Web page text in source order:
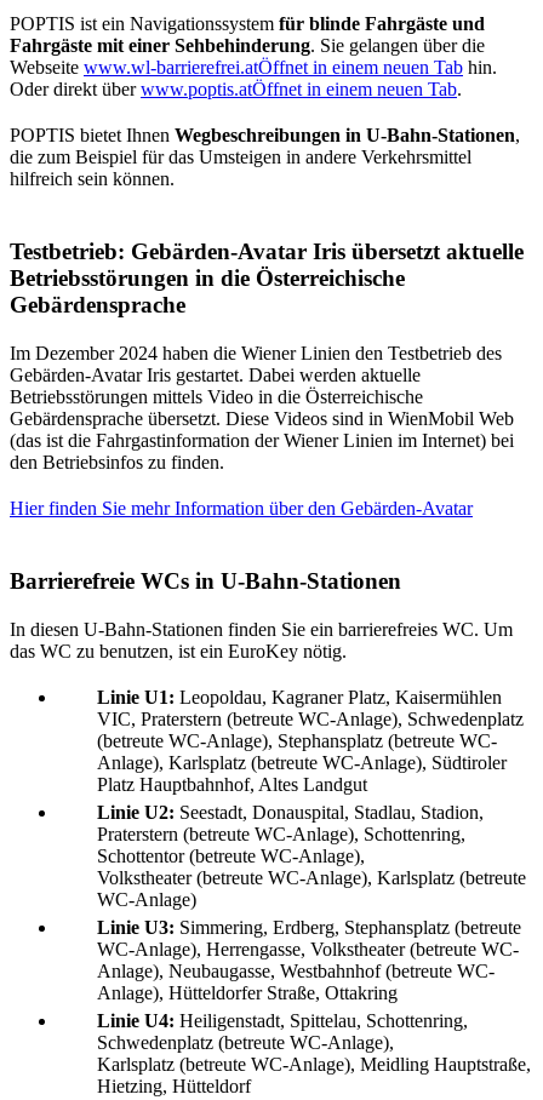
POPTIS ist ein Navigationssystem für blinde Fahrgäste und
Fahrgäste mit einer Sehbehinderung. Sie gelangen über die
Webseite www.wl-barrierefrei.atÖffnet in einem neuen Tab hin.
Oder direkt überwww.poptis.atÖffnet in einem neuen Tab.
POPTIS bietet Ihnen Wegbeschreibungen in U-Bahn-Stationen,
die zum Beispiel für das Umsteigen in andere Verkehrsmittel
hilfreich sein können.
Testbetrieb: Gebärden-Avatar Iris übersetzt aktuelle
Betriebsstörungen in die Österreichische
Gebärdensprache
Im Dezember 2024 haben die Wiener Linien den Testbetrieb des
Gebärden-Avatar Iris gestartet. Dabei werden aktuelle
Betriebsstörungen mittels Video in die Österreichische
Gebärdensprache übersetzt. Diese Videos sind in WienMobil Web
(das ist die Fahrgastinformation der Wiener Linien im Internet) bei
den Betriebsinfos zu finden.
Hier finden Sie mehr Information über den Gebärden-Avatar
Barrierefreie WCs in U-Bahn-Stationen
In diesen U-Bahn-Stationen finden Sie ein barrierefreies WC. Um
das WC zu benutzen, ist ein EuroKey nötig.
Linie U1: Leopoldau, Kagraner Platz, Kaisermühlen
VIC, Praterstern (betreute WC-Anlage), Schwedenplatz
(betreute WC-Anlage), Stephansplatz (betreute WC-
Anlage), Karlsplatz (betreute WC-Anlage), Südtiroler
Platz Hauptbahnhof, Altes Landgut
Linie U2: Seestadt, Donauspital, Stadlau, Stadion,
Praterstern (betreute WC-Anlage), Schottenring,
Schottentor (betreute WC-Anlage),
Volkstheater (betreute WC-Anlage), Karlsplatz (betreute
WC-Anlage)
Linie U3: Simmering, Erdberg, Stephansplatz (betreute
WC-Anlage), Herrengasse, Volkstheater (betreute WC-
Anlage), Neubaugasse, Westbahnhof (betreute WC-
Anlage), Hütteldorfer Straße, Ottakring
Linie U4: Heiligenstadt, Spittelau, Schottenring,
Schwedenplatz (betreute WC-Anlage),
Karlsplatz (betreute WC-Anlage), Meidling Hauptstraße,
Hietzing, Hütteldorf